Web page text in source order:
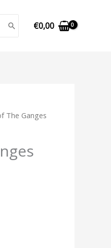
€0,00
The Ganges